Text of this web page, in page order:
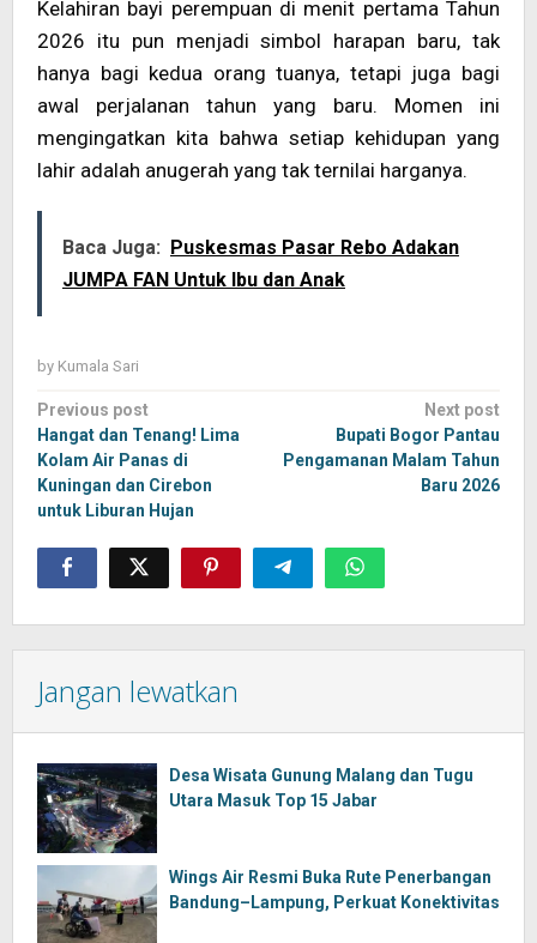
Kelahiran bayi perempuan di menit pertama Tahun
2026 itu pun menjadi simbol harapan baru, tak
hanya bagi kedua orang tuanya, tetapi juga bagi
awal perjalanan tahun yang baru. Momen ini
mengingatkan kita bahwa setiap kehidupan yang
lahir adalah anugerah yang tak ternilai harganya.
Baca Juga: Puskesmas Pasar Rebo Adakan
JUMPA FAN Untuk Ibu dan Anak
by Kumala Sari
Post
navigation
Previous post
Hangat dan Tenang! Lima
Kolam Air Panas di
Kuningan dan Cirebon
untuk Liburan Hujan
Next post
Bupati Bogor Pantau
Pengamanan Malam Tahun
Baru 2026
Jangan lewatkan
Desa Wisata Gunung Malang dan Tugu
Utara Masuk Top 15 Jabar
Wings Air Resmi Buka Rute Penerbangan
Bandung–Lampung, Perkuat Konektivitas